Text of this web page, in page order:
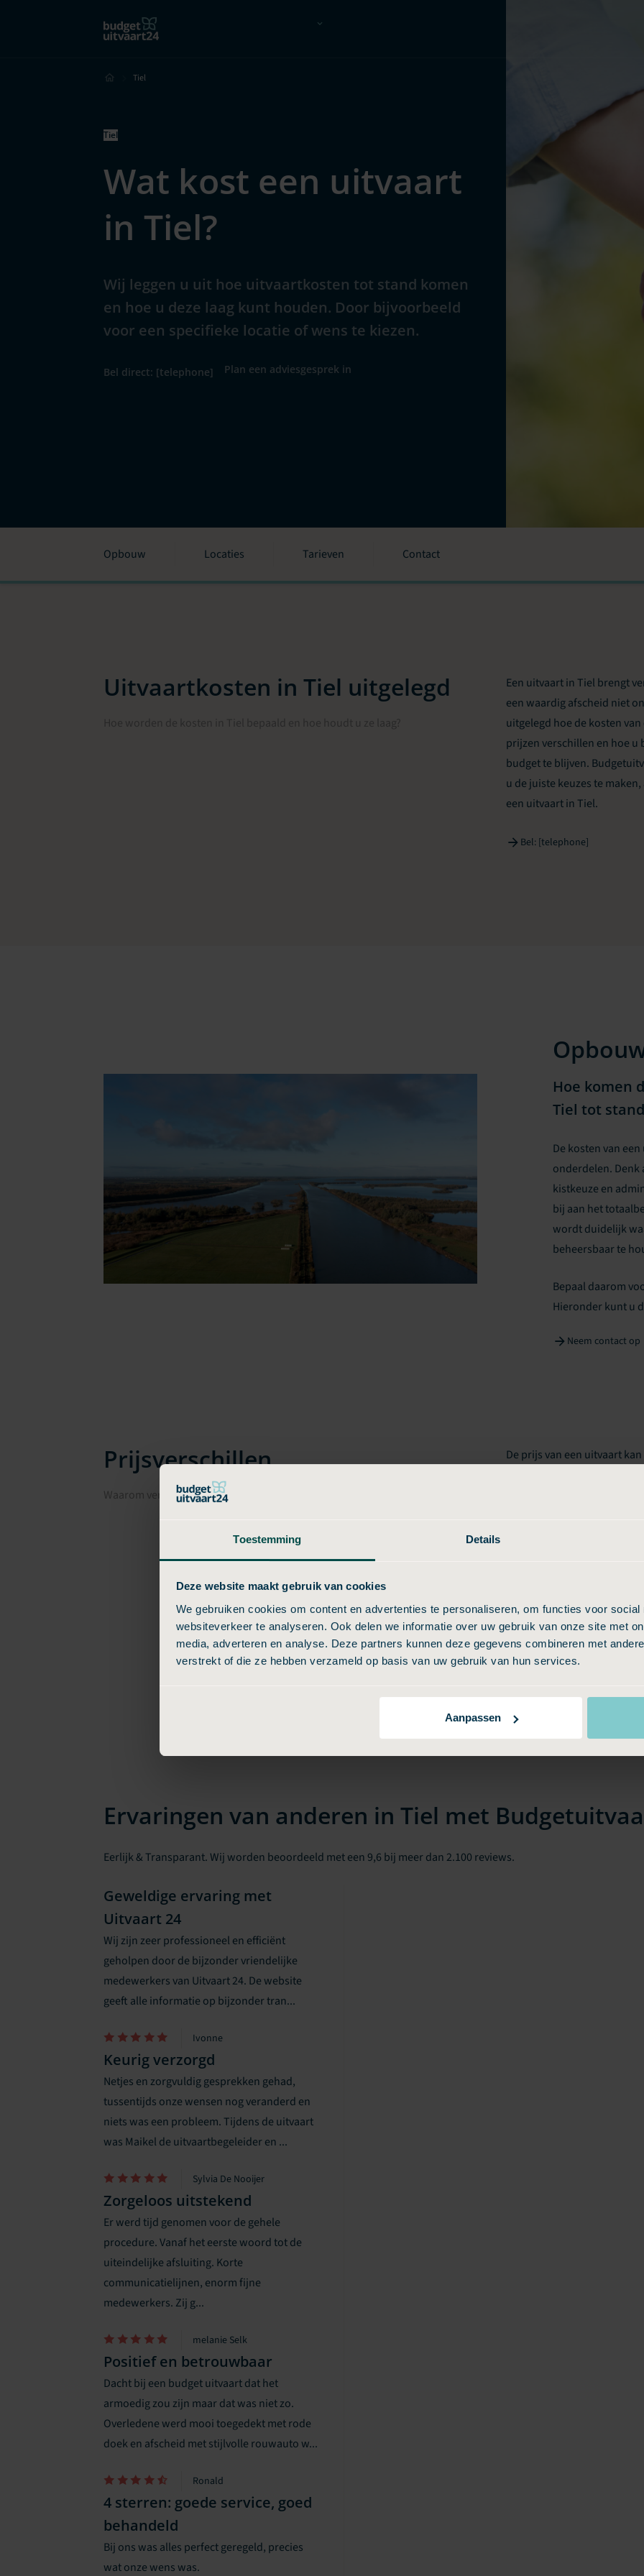
Toestemming Details
Deze website maakt gebruik van cookies
We gebruiken cookies om content en advertenties te personaliseren, om functies voor social
websiteverkeer te analyseren. Ook delen we informatie over uw gebruik van onze site met
media, adverteren en analyse. Deze partners kunnen deze gegevens combineren met
verstrekt of die ze hebben verzameld op basis van uw gebruik van hun services.
Aanpassen
Tiel
Tiel
Wat kost een uitvaart
in Tiel?
Wij leggen u uit hoe uitvaartkosten tot stand komen
en hoe u deze laag kunt houden. Door bijvoorbeeld
voor een specifieke locatie of wens te kiezen.
Bel direct: [telephone] Plan een adviesgesprek in
Opbouw Locaties Tarieven Contact
Uitvaartkosten in Tiel uitgelegd
Een uitvaart in Tiel brengt
een waardig afscheid niet
uitgelegd hoe de kosten
prijzen verschillen en hoe u
budget te blijven.
u de juiste keuzes te
een uitvaart in Tiel.
Bel: [telephone]
Hoe komen
Tiel tot
De kosten van
onderdelen. Denk
kistkeuze en
bij aan het
wordt duidelijk
beheersbaar te
Bepaal daarom
Hieronder kunt u
Neem contact op
Prijsverschillen
Waarom verschillen uitvaartkosten in Tiel per aanbieder?
De prijs van een uitvaart
komt door verschillen in
regio Tiel, de manier van
kosten. Sommige
duidelijk zijn, genieten
voordelen niet direct bij u
kiezen voor heldere
Ervaringen van anderen in Tiel met
Eerlijk & Transparant. Wij worden beoordeeld met een 9,6 bij meer dan 2.100 reviews.
Geweldige ervaring met
Uitvaart 24
Wij zijn zeer professioneel en efficiënt
geholpen door de bijzonder vriendelijke
medewerkers van Uitvaart 24. De website
geeft alle informatie op bijzonder tran...
Ivonne
Keurig verzorgd
Netjes en zorgvuldig gesprekken gehad,
tussentijds onze wensen nog veranderd en
niets was een probleem. Tijdens de uitvaart
was Maikel de uitvaartbegeleider en ...
Sylvia De Nooijer
Zorgeloos uitstekend
Er werd tijd genomen voor de gehele
procedure. Vanaf het eerste woord tot de
uiteindelijke afsluiting. Korte
communicatielijnen, enorm fijne
medewerkers. Zij g...
melanie Selk
Positief en betrouwbaar
Dacht bij een budget uitvaart dat het
armoedig zou zijn maar dat was niet zo.
Overledene werd mooi toegedekt met rode
doek en afscheid met stijlvolle rouwauto w...
Ronald
4 sterren: goede service, goed
behandeld
Bij ons was alles perfect geregeld, precies
wat onze wens was.